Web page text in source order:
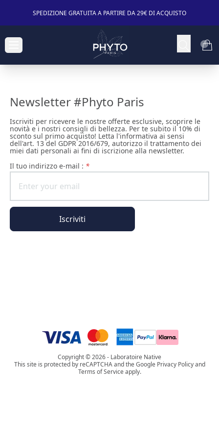
SPEDIZIONE GRATUITA A PARTIRE DA 29€ DI ACQUISTO
Newsletter #Phyto Paris
Iscriviti per ricevere le nostre offerte esclusive, scoprire le
novità e i nostri consigli di bellezza. Per te subito il 10% di
sconto sul primo acquisto! Letta l'informativa ai sensi
dell'art. 13 del GDPR 2016/679, autorizzo il trattamento dei
miei dati personali ai fini di iscrizione alla newsletter.
il tuo indirizzo e-mail : *
Iscriviti
Copyright © 2026 - Laboratoire Native
This site is protected by reCAPTCHA and the Google Privacy Policy and
Terms of Service apply.